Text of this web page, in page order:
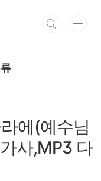
에(예수님
사,MP3 다